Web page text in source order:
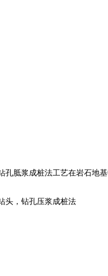
胝浆成桩法工艺在岩石
头，钻孔压浆成桩法